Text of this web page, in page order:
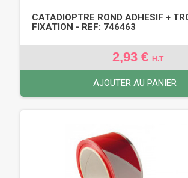
CATADIOPTRE ROND ADHESIF +
FIXATION - REF: 746463
2,93 € H.T
AJOUTER AU PANIER